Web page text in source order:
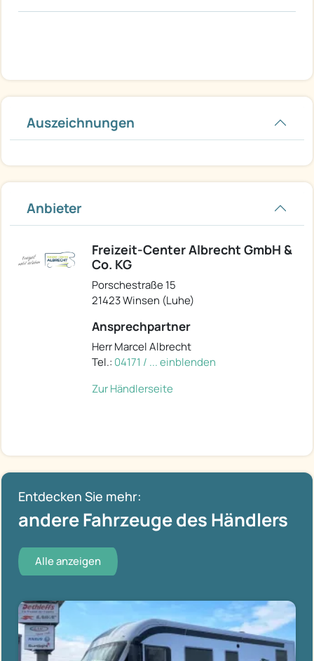
Auszeichnungen
Anbieter
Freizeit-Center Albrecht GmbH &
Co. KG
Porschestraße 15
21423 Winsen (Luhe)
Ansprechpartner
Herr Marcel Albrecht
Tel.: 04171 / ... einblenden
Zur Händlerseite
Entdecken Sie mehr:
andere Fahrzeuge des Händlers
Alle anzeigen